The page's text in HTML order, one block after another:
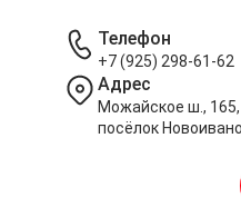
Телефон
+7 (925) 298-61-62
Адрес
Можайское ш., 165,
посёлок